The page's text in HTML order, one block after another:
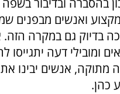
בהסברה ובדיבור
ואנשים מבפנים
בדיוק גם במקרה הזה.
ומובילי דעה יתגייסו
מתוקה, אנשים יבינו
כהן.